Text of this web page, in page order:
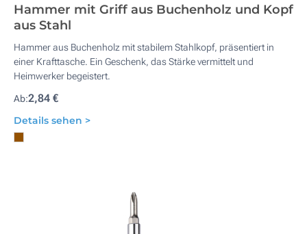
Hammer mit Griff aus Buchenholz und Kopf
aus Stahl
Hammer aus Buchenholz mit stabilem Stahlkopf, präsentiert in
einer Krafttasche. Ein Geschenk, das Stärke vermittelt und
Heimwerker begeistert.
Ab:2,84 €
Details sehen >